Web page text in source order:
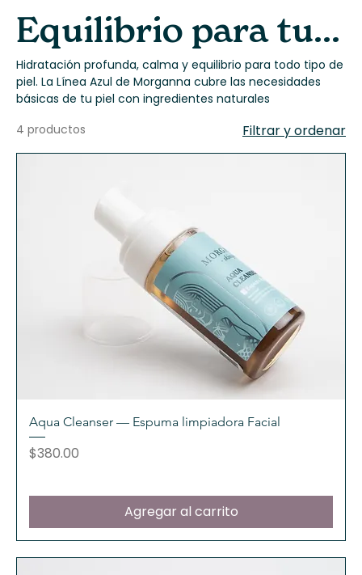
Equilibrio para tu
Piel
Hidratación profunda, calma y equilibrio para todo tipo de
piel. La Línea Azul de Morganna cubre las necesidades
básicas de tu piel con ingredientes naturales
4 productos
Filtrar y ordenar
Aqua Cleanser — Espuma limpiadora Facial
Precio
$380.00
Agregar al carrito